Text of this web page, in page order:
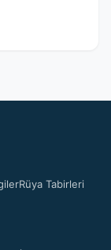
Rüya Tabirleri